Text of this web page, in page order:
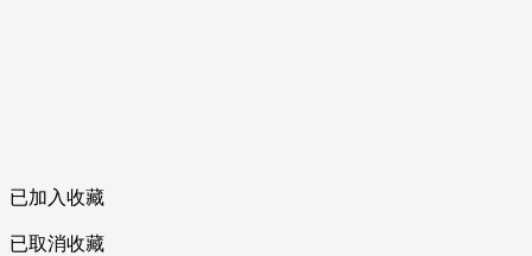
已加入收藏
已取消收藏